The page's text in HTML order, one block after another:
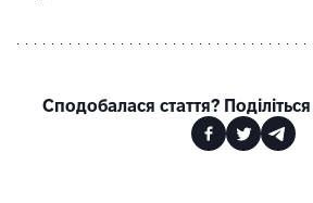
Сподобалася стаття?